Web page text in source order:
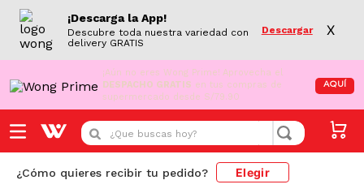
¡Descarga la App!
Descubre toda nuestra variedad con
delivery GRATIS
Descargar X
¡Aún no eres Wong Prime! Aprovecha el
DESPACHO GRATIS en tus compras de
supermercado desde S/79.90
AQUÍ
¿Que buscas hoy?
¿Cómo quieres recibir tu pedido? Elegir